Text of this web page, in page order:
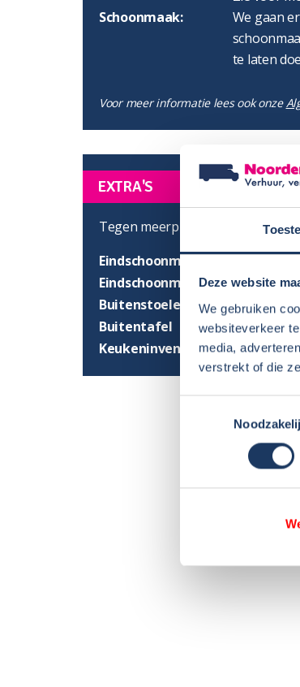
Deze website
We gebruiken
websiteverkeer
media,
verstrekt of die
Schoonmaak:
We gaan
te laten
Voor meer informatie lees ook onze
EXTRA'S
Tegen meerprijs zijn de volgende
Eindschoonmaak binnen- en
Eindschoonmaak buitenzijde
Buitenstoelen
Buitentafel
Keukeninventaris